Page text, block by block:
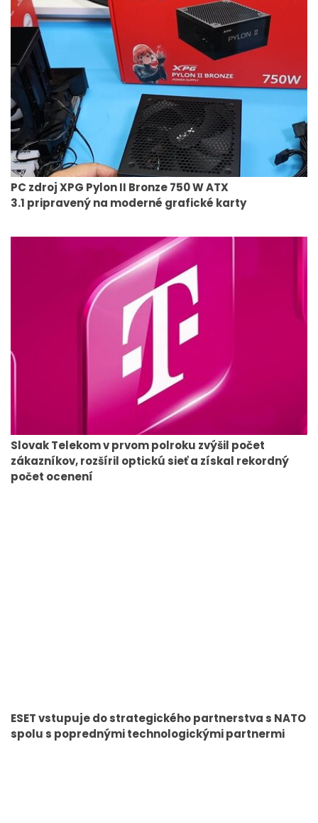
PC zdroj XPG Pylon II Bronze 750 W ATX
3.1 pripravený na moderné grafické karty
Slovak Telekom v prvom polroku zvýšil počet
zákazníkov, rozšíril optickú sieť a získal rekordný
počet ocenení
ESET vstupuje do strategického partnerstva s NATO
spolu s poprednými technologickými partnermi